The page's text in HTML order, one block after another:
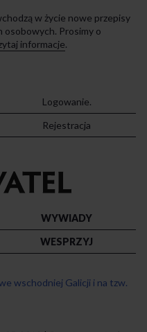
w życie nowe przepisy
osobowych. Prosimy o
informacje.
Logowanie.
Rejestracja
strony
WYWIADY
WESPRZYJ
wschodniej Galicji i na tzw.